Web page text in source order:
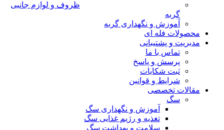
ظروف و لوازم جانبی
گربه
آموزش و نگهداری گربه
محصولات فله ای
مدیریت و پشتیبانی
تماس با ما
پرسش و پاسخ
ثبت شکایات
شرایط و قوانین
مقالات تخصصی
سگ
آموزش و نگهداری سگ
تغذیه و رژیم غذایی سگ
سلامت و بهداشت سگ